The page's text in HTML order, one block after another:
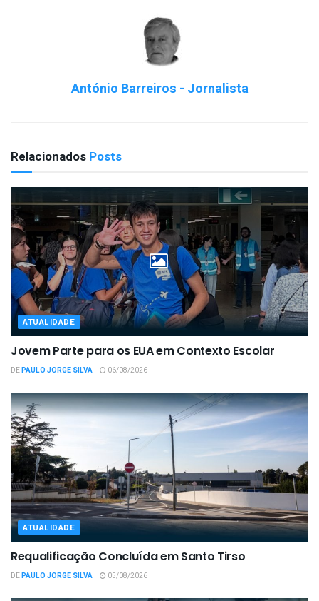
António Barreiros - Jornalista
Relacionados Posts
ATUALIDADE
Jovem Parte para os EUA em Contexto Escolar
DEPAULO JORGE SILVA 06/08/2026
ATUALIDADE
Requalificação Concluída em Santo Tirso
DEPAULO JORGE SILVA 05/08/2026